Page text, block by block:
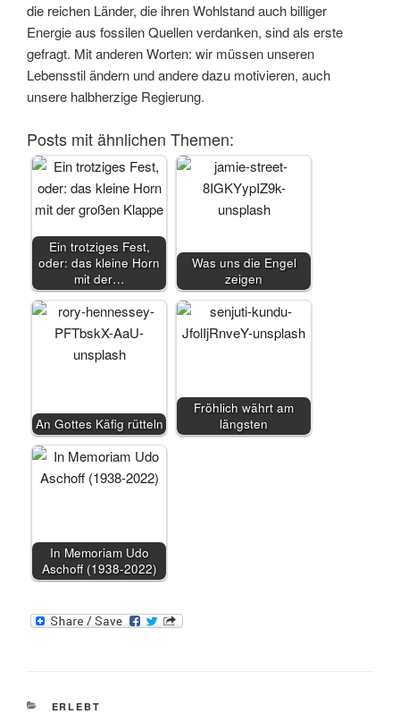
die reichen Länder, die ihren Wohlstand auch billiger
Energie aus fossilen Quellen verdanken, sind als erste
gefragt. Mit anderen Worten: wir müssen unseren
Lebensstil ändern und andere dazu motivieren, auch
unsere halbherzige Regierung.
Posts mit ähnlichen Themen:
Ein trotziges Fest,
oder: das kleine Horn
mit der…
Was uns die Engel
zeigen
An Gottes Käfig rütteln
Fröhlich währt am
längsten
In Memoriam Udo
Aschoff (1938-2022)
KATEGORIEN
ERLEBT